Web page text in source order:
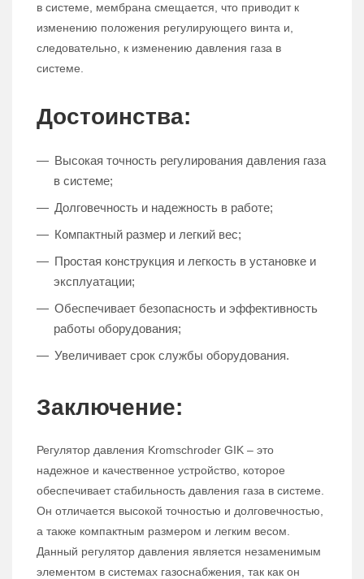
в системе, мембрана смещается, что приводит к
изменению положения регулирующего винта и,
следовательно, к изменению давления газа в
системе.
Достоинства:
Высокая точность регулирования давления газа
в системе;
Долговечность и надежность в работе;
Компактный размер и легкий вес;
Простая конструкция и легкость в установке и
эксплуатации;
Обеспечивает безопасность и эффективность
работы оборудования;
Увеличивает срок службы оборудования.
Заключение:
Регулятор давления Kromschroder GIK – это
надежное и качественное устройство, которое
обеспечивает стабильность давления газа в системе.
Он отличается высокой точностью и долговечностью,
а также компактным размером и легким весом.
Данный регулятор давления является незаменимым
элементом в системах газоснабжения, так как он